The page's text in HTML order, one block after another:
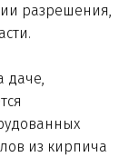
разрешения,
даче,
из кирпича